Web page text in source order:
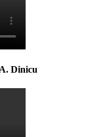
Dinicu